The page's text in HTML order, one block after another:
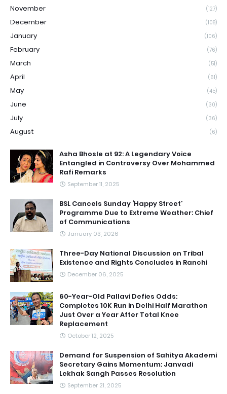
November (127)
December (108)
January (106)
February (76)
March (51)
April (61)
May (45)
June (30)
July (36)
August (6)
Asha Bhosle at 92: A Legendary Voice
Entangled in Controversy Over Mohammed
Rafi Remarks
September 11, 2025
BSL Cancels Sunday ‘Happy Street’
Programme Due to Extreme Weather: Chief
of Communications
January 03, 2026
Three-Day National Discussion on Tribal
Existence and Rights Concludes in Ranchi
December 06, 2025
60-Year-Old Pallavi Defies Odds:
Completes 10K Run in Delhi Half Marathon
Just Over a Year After Total Knee
Replacement
October 12, 2025
Demand for Suspension of Sahitya Akademi
Secretary Gains Momentum: Janvadi
Lekhak Sangh Passes Resolution
September 21, 2025